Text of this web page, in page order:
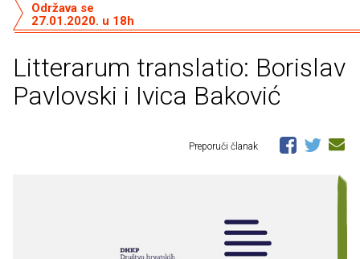
Litterarum translatio: Borislav
Pavlovski i Ivica Baković
Održava se
27.01.2020. u 18h
Preporuči članak